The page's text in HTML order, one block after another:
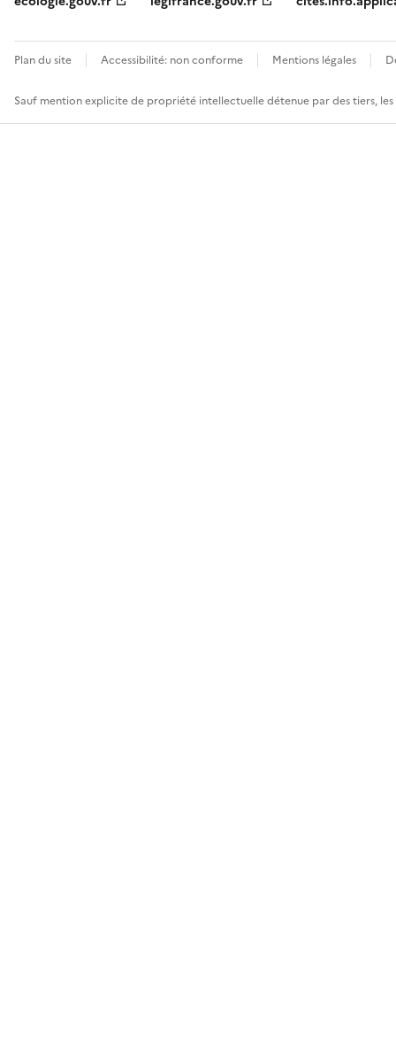
Plan du site Accessibilité: non conforme Mentions légales
Sauf mention explicite de propriété intellectuelle détenue par des tiers,